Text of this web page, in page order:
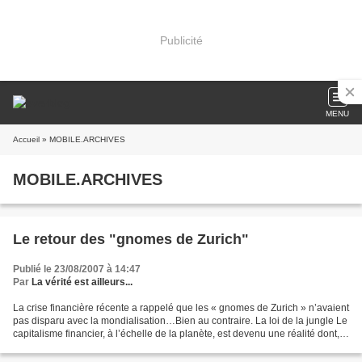
Publicité
MENU
Accueil » MOBILE.ARCHIVES
MOBILE.ARCHIVES
Le retour des "gnomes de Zurich"
Publié le 23/08/2007 à 14:47
Par La vérité est ailleurs...
La crise financière récente a rappelé que les « gnomes de Zurich » n’avaient
pas disparu avec la mondialisation…Bien au contraire. La loi de la jungle Le
capitalisme financier, à l’échelle de la planète, est devenu une réalité dont,